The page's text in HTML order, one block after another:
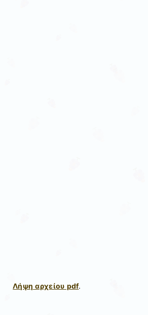
Λήψη αρχείου pdf.